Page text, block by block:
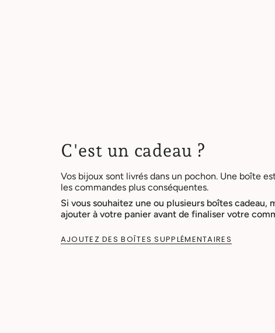
C'est un cadeau ?
Vos bijoux sont livrés dans un pochon. Une boîte
les commandes plus conséquentes.
Si vous souhaitez une ou plusieurs boîtes cadeau,
ajouter à votre panier avant de finaliser votre
AJOUTEZ DES BOÎTES SUPPLÉMENTAIRES